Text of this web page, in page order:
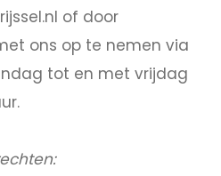
of door
ons op te nemen via
tot en met vrijdag